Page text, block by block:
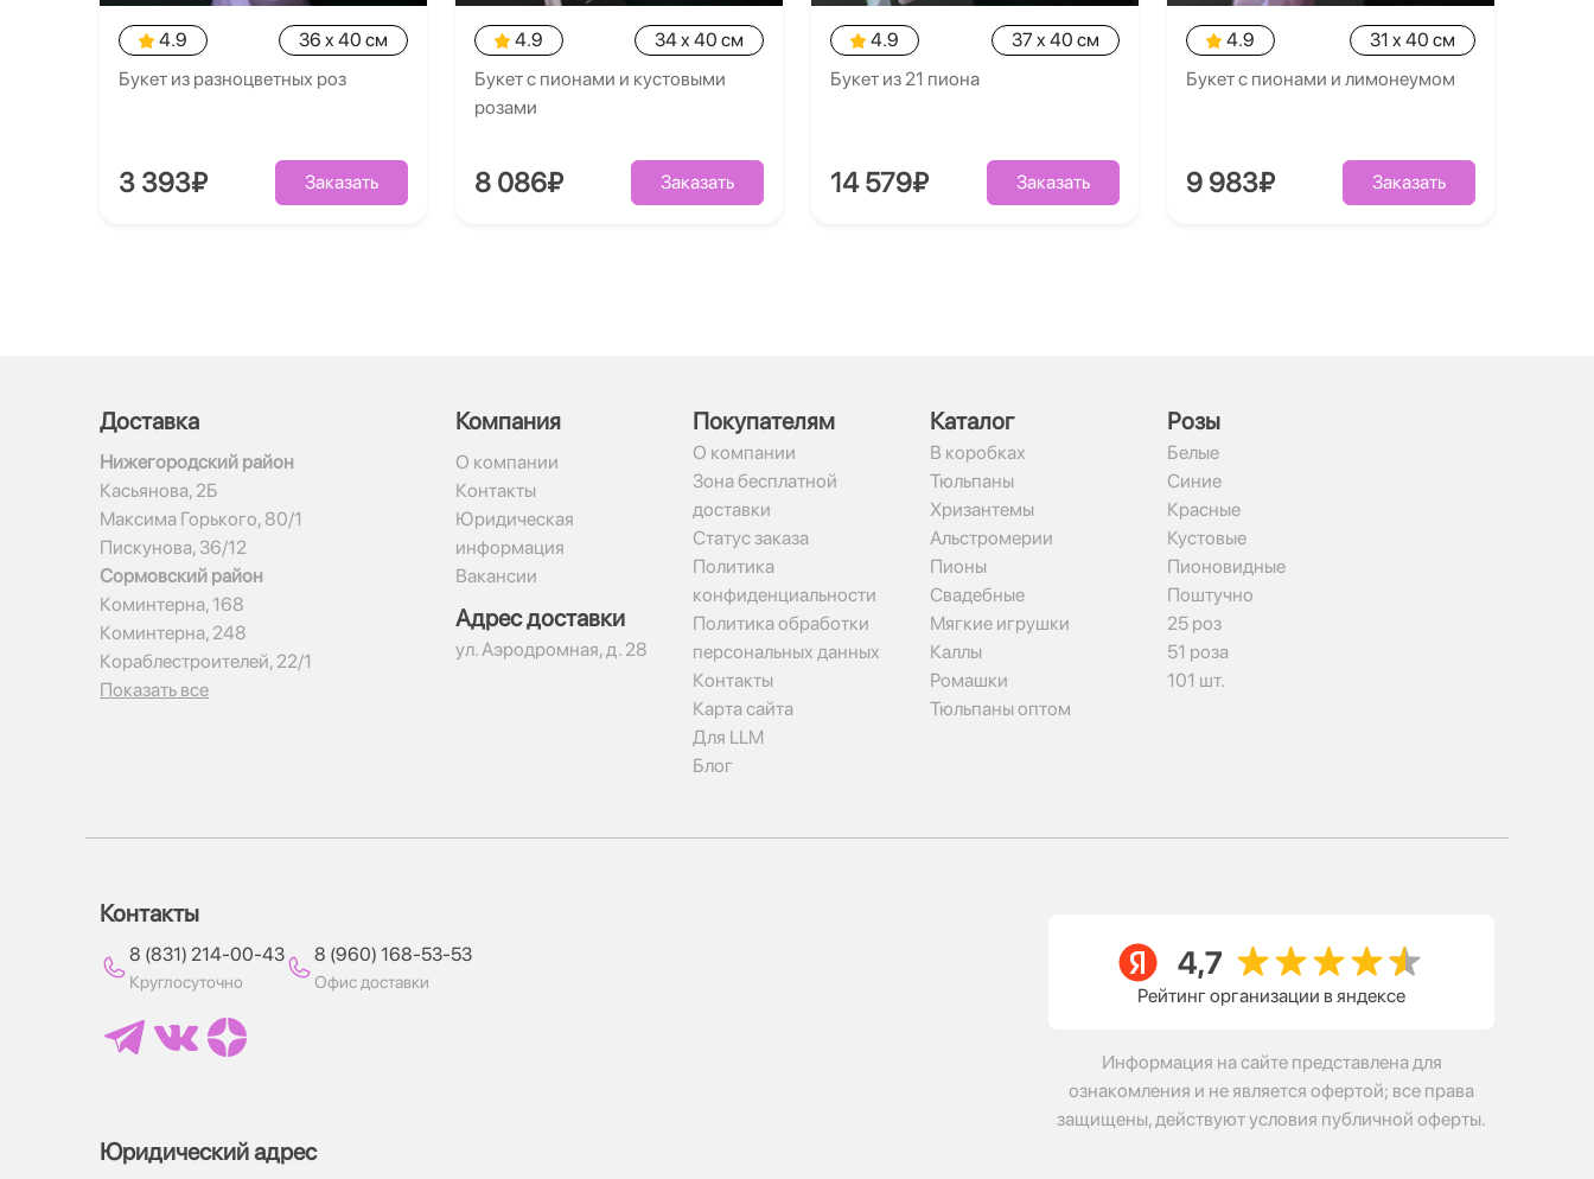
4.9
36 x 40 см
Букет из разноцветных роз
3 393₽ Заказать
4.9
34 x 40 см
Букет с пионами и кустовыми
розами
8 086₽ Заказать
4.9
37 x 40 см
Букет из 21 пиона
14 579₽ Заказать
4.9
31 x 40 см
Букет с пионами и лимонеумом
9 983₽ Заказать
Доставка
Нижегородский район
Касьянова, 2Б
Максима Горького, 80/1
Пискунова, 36/12
Сормовский район
Коминтерна, 168
Коминтерна, 248
Кораблестроителей, 22/1
Показать все
Компания
О компании
Контакты
Юридическая
информация
Вакансии
Адрес доставки
ул. Аэродромная, д. 28
Покупателям
О компании
Зона бесплатной
доставки
Статус заказа
Политика
конфиденциальности
Политика обработки
персональных данных
Контакты
Карта сайта
Для LLM
Блог
Каталог
В коробках
Тюльпаны
Хризантемы
Альстромерии
Пионы
Свадебные
Мягкие игрушки
Каллы
Ромашки
Тюльпаны оптом
Рoзы
Белые
Синие
Красные
Кустовые
Пионовидные
Поштучно
25 роз
51 роза
101 шт.
Контакты
8 (831) 214-00-43
Круглосуточно
8 (960) 168-53-53
Офис доставки
Рейтинг организации в яндексе
Информация на сайте представлена для
ознакомления и не является офертой; все права
защищены, действуют условия публичной оферты.
Юридический адрес